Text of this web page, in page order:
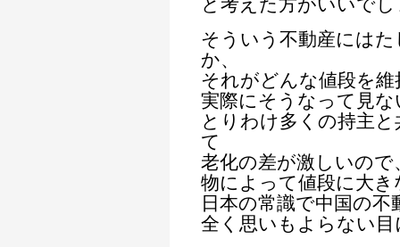
と考えた方がいいで
そういう不動産には
か、
それがどんな値段を
実際にそうなって見
とりわけ多くの持主
て
老化の差が激しいので
物によって値段に大
日本の常識で中国の
全く思いもよらない